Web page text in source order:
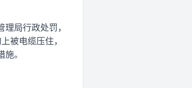
局行政处罚，
被电缆压住，
。